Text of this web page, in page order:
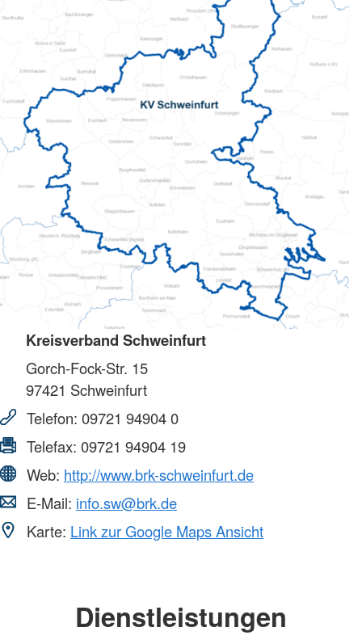
Kreisverband Schweinfurt
Gorch-Fock-Str. 15
97421 Schweinfurt
Telefon: 09721 94904 0
Telefax: 09721 94904 19
Web: http://www.brk-schweinfurt.de
E-Mail: info.sw@brk.de
Karte: Link zur Google Maps Ansicht
Dienstleistungen